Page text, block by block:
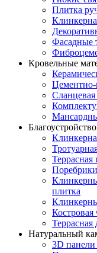
Плитка
Фасадные
Кровельные
Цементно-
Сланцевая
Благоустройство
Террасная
плитка
Костровая
Террасная
Натуральный
3D панели